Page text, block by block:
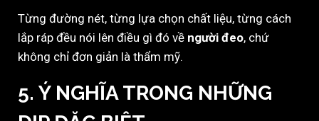
Từng đường nét, từng lựa chọn chất liệu, từng cách
lắp ráp đều nói lên điều gì đó về người đeo, chứ
không chỉ đơn giản là thẩm mỹ.
5. Ý NGHĨA TRONG NHỮNG